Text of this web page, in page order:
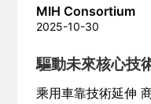
MIH Consortium
2025-10-30
驅動未來核心技
乘用車靠技術延伸